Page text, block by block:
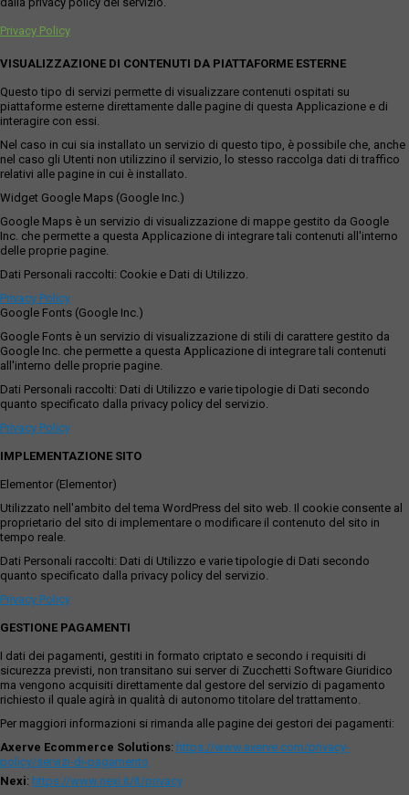
Privacy Policy
VISUALIZZAZIONE DI CONTENUTI DA PIATTAFORME ESTERNE
Questo tipo di servizi permette di visualizzare contenuti ospitati su
piattaforme esterne direttamente dalle pagine di questa Applicazione e di
interagire con essi.
Nel caso in cui sia installato un servizio di questo tipo, è possibile che, anche
nel caso gli Utenti non utilizzino il servizio, lo stesso raccolga dati di traffico
relativi alle pagine in cui è installato.
Widget Google Maps (Google Inc.)
Google Maps è un servizio di visualizzazione di mappe gestito da Google
Inc. che permette a questa Applicazione di integrare tali contenuti all'interno
delle proprie pagine.
Dati Personali raccolti: Cookie e Dati di Utilizzo.
Privacy Policy
Google Fonts (Google Inc.)
Google Fonts è un servizio di visualizzazione di stili di carattere gestito da
Google Inc. che permette a questa Applicazione di integrare tali contenuti
all'interno delle proprie pagine.
Dati Personali raccolti: Dati di Utilizzo e varie tipologie di Dati secondo
quanto specificato dalla privacy policy del servizio.
Privacy Policy
IMPLEMENTAZIONE SITO
Elementor (Elementor)
Utilizzato nell'ambito del tema WordPress del sito web. Il cookie consente al
proprietario del sito di implementare o modificare il contenuto del sito in
tempo reale.
Dati Personali raccolti: Dati di Utilizzo e varie tipologie di Dati secondo
quanto specificato dalla privacy policy del servizio.
Privacy Policy
GESTIONE PAGAMENTI
I dati dei pagamenti, gestiti in formato criptato e secondo i requisiti di
sicurezza previsti, non transitano sui server di Zucchetti Software Giuridico
ma vengono acquisiti direttamente dal gestore del servizio di pagamento
richiesto il quale agirà in qualità di autonomo titolare del trattamento.
Per maggiori informazioni si rimanda alle pagine dei gestori dei pagamenti:
Axerve Ecommerce Solutions: https://www.axerve.com/privacy-
policy/servizi-di-pagamento
Nexi: https://www.nexi.it/it/privacy